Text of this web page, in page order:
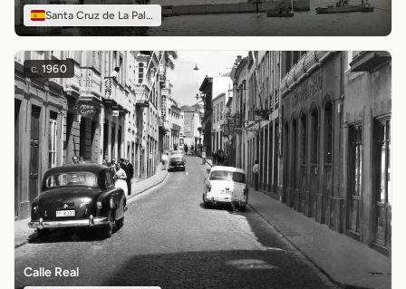
Santa Cruz de La Palma
c. 1960
Calle Real